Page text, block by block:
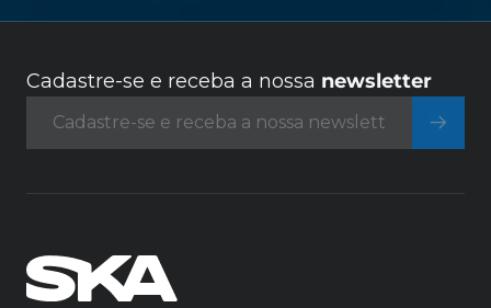
Cadastre-se e receba a nossa newsletter